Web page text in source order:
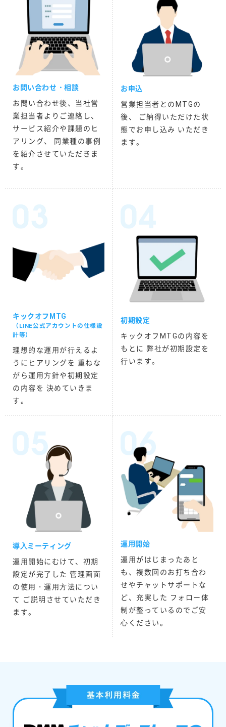
お問い合わせ・相談
お問い合わせ後、当社営
業担当者よりご連絡し、
サービス紹介や課題のヒ
アリング、 同業種の事例
を紹介させていただきま
す。
お申込
営業担当者とのMTGの
後、 ご納得いただけた状
態でお申し込み いただき
ます。
キックオフMTG
（LINE公式アカウントの仕様設
計等）
理想的な運⽤が⾏えるよ
うにヒアリングを 重ねな
がら運⽤⽅針や初期設定
の内容を 決めていきま
す。
初期設定
キックオフMTGの内容を
もとに 弊社が初期設定を
⾏います。
導⼊ミーティング
運⽤開始にむけて、初期
設定が完了した 管理画⾯
の使⽤・運⽤⽅法につい
て ご説明させていただき
ます。
運⽤開始
運⽤がはじまったあと
も、複数回のお打ち合わ
せやチャットサポートな
ど、充実した フォロー体
制が整っているのでご安
⼼ください。